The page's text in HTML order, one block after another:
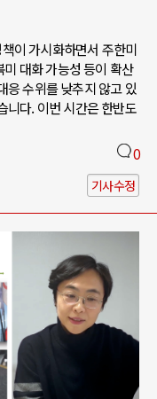
이 가시화하면서 주한미
대화 가능성 등이 확산
응 수위를 낮추지 않고 있
니다. 이번 시간은 한반도
0
기사수정